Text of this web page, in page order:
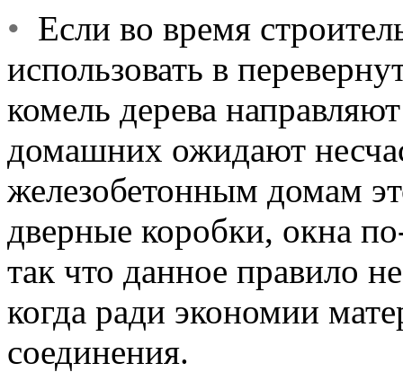
• Если во время
использовать в
комель дерева
домашних ожидают
железобетонным домам
дверные коробки, окна
так что данное правило
когда ради экономии
соединения.